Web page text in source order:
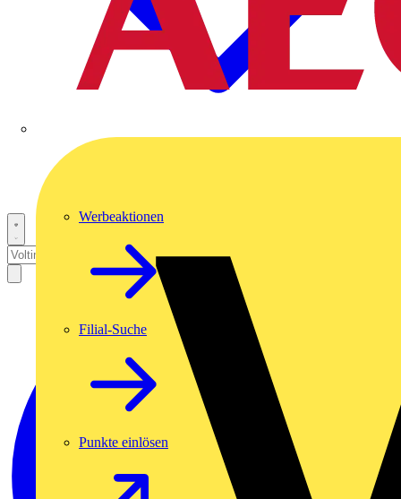
Werbeaktionen
Filial-Suche
Punkte einlösen